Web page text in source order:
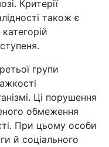
Критерії
також є
групи
Ці порушення
обмеження
При цьому особи
й соціального